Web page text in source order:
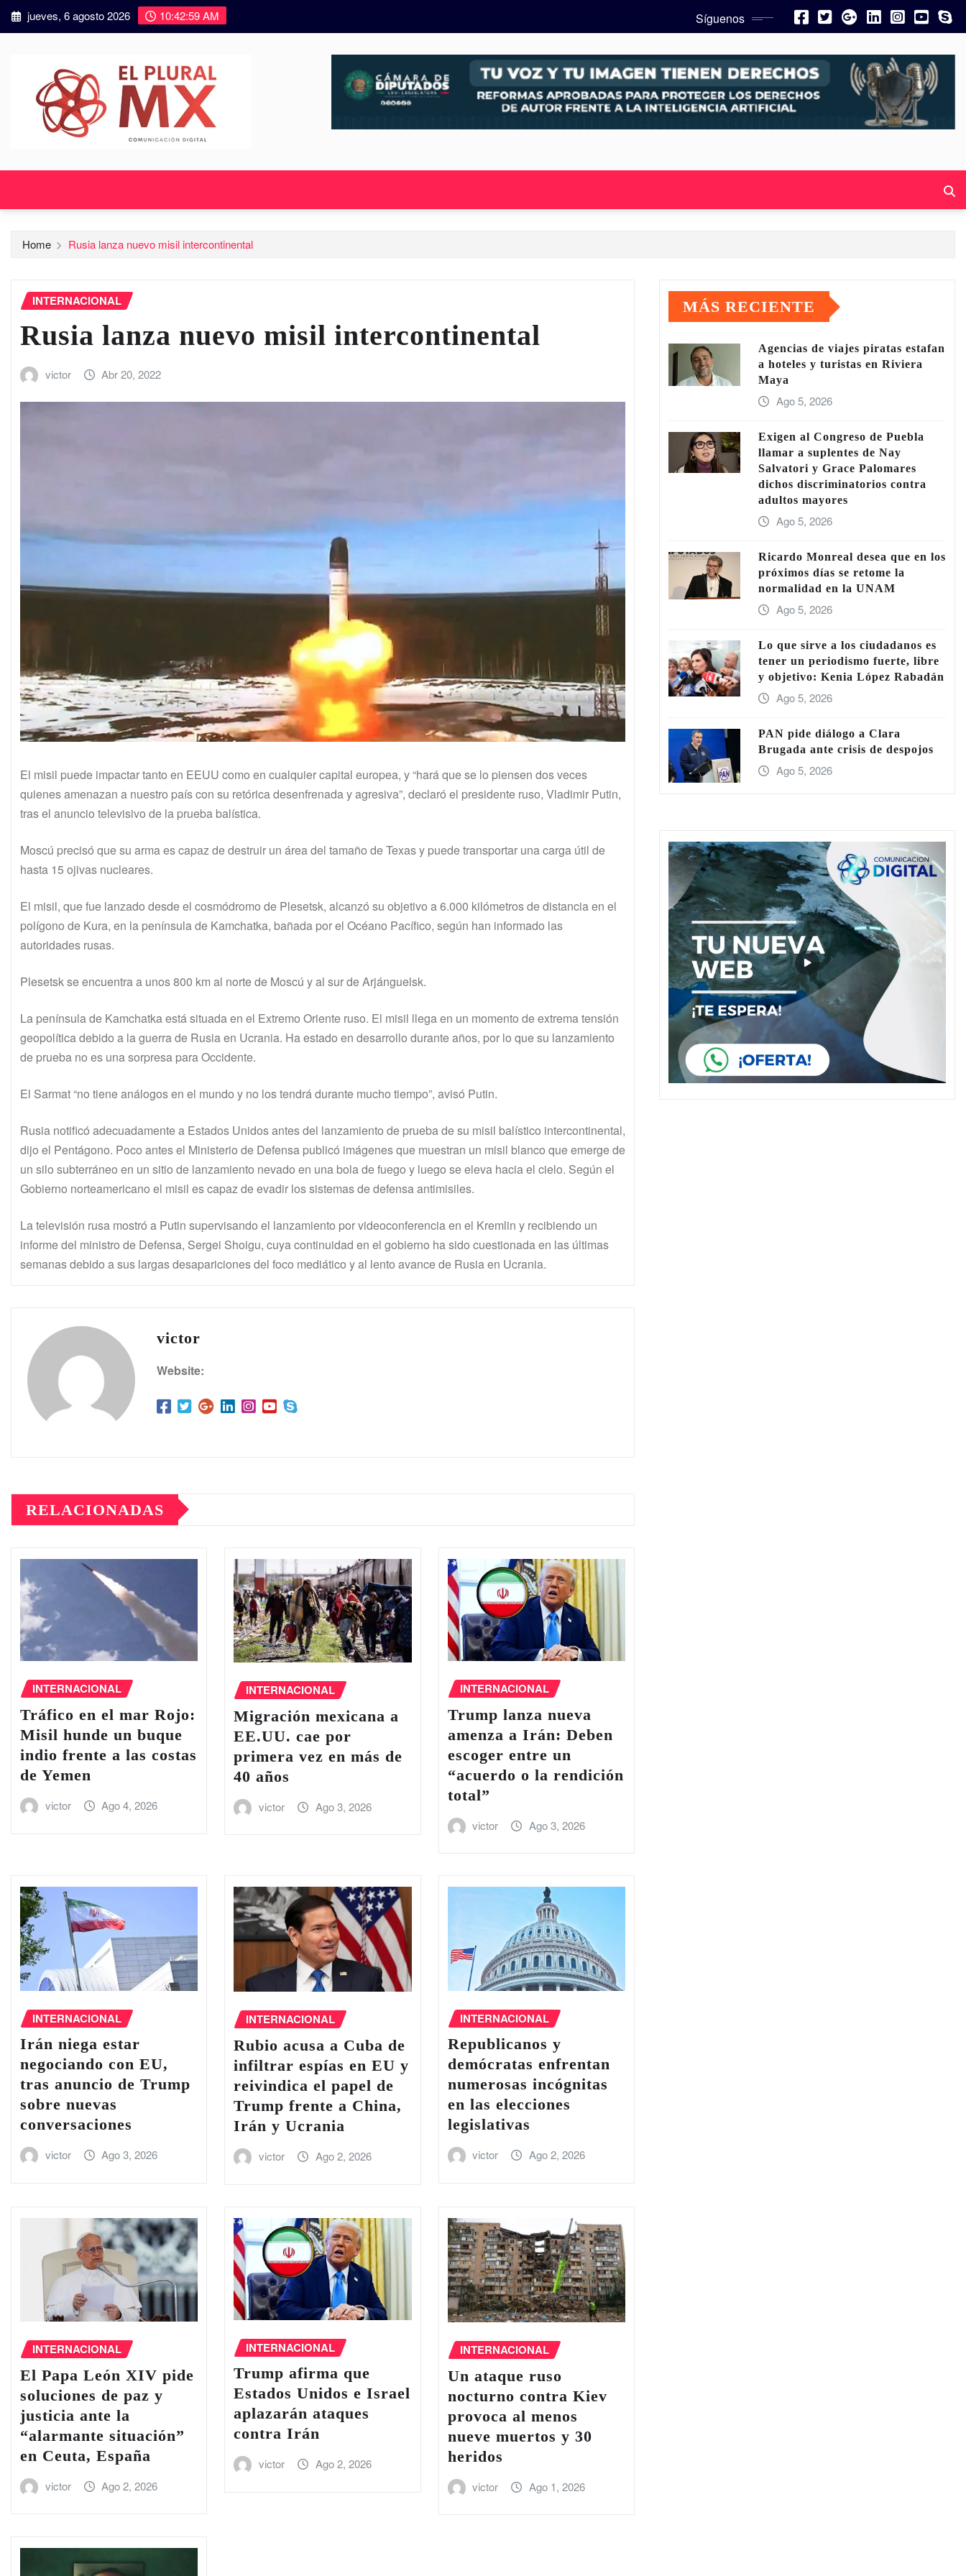
jueves, 6 agosto 2026 10:43:01 AM Síguenos
Home Rusia lanza nuevo misil intercontinental
INTERNACIONAL
Rusia lanza nuevo misil intercontinental
victor Abr 20, 2022
El misil puede impactar tanto en EEUU como en cualquier capital europea, y “hará que se lo piensen dos veces
quienes amenazan a nuestro país con su retórica desenfrenada y agresiva”, declaró el presidente ruso, Vladimir Putin,
tras el anuncio televisivo de la prueba balística.
Moscú precisó que su arma es capaz de destruir un área del tamaño de Texas y puede transportar una carga útil de
hasta 15 ojivas nucleares.
El misil, que fue lanzado desde el cosmódromo de Plesetsk, alcanzó su objetivo a 6.000 kilómetros de distancia en el
polígono de Kura, en la península de Kamchatka, bañada por el Océano Pacífico, según han informado las
autoridades rusas.
Plesetsk se encuentra a unos 800 km al norte de Moscú y al sur de Arjánguelsk.
La península de Kamchatka está situada en el Extremo Oriente ruso. El misil llega en un momento de extrema tensión
geopolítica debido a la guerra de Rusia en Ucrania. Ha estado en desarrollo durante años, por lo que su lanzamiento
de prueba no es una sorpresa para Occidente.
El Sarmat “no tiene análogos en el mundo y no los tendrá durante mucho tiempo”, avisó Putin.
Rusia notificó adecuadamente a Estados Unidos antes del lanzamiento de prueba de su misil balístico intercontinental,
dijo el Pentágono. Poco antes el Ministerio de Defensa publicó imágenes que muestran un misil blanco que emerge de
un silo subterráneo en un sitio de lanzamiento nevado en una bola de fuego y luego se eleva hacia el cielo. Según el
Gobierno norteamericano el misil es capaz de evadir los sistemas de defensa antimisiles.
La televisión rusa mostró a Putin supervisando el lanzamiento por videoconferencia en el Kremlin y recibiendo un
informe del ministro de Defensa, Sergei Shoigu, cuya continuidad en el gobierno ha sido cuestionada en las últimas
semanas debido a sus largas desapariciones del foco mediático y al lento avance de Rusia en Ucrania.
victor
Website:
RELACIONADAS
INTERNACIONAL
Tráfico en el ‌mar Rojo:
Misil hunde un buque
indio frente a las costas
de Yemen
victor Ago 4, 2026
INTERNACIONAL
Migración mexicana a
EE.UU. cae por
primera vez en más de
40 años
victor Ago 3, 2026
INTERNACIONAL
Trump lanza nueva
amenza a Irán: Deben
escoger entre un
“acuerdo o la rendición
total”
victor Ago 3, 2026
INTERNACIONAL
Irán niega estar
negociando con EU,
tras anuncio de Trump
sobre nuevas
conversaciones
victor Ago 3, 2026
INTERNACIONAL
Rubio acusa a Cuba de
infiltrar espías en EU y
reivindica el papel de
Trump frente a China,
Irán y Ucrania
victor Ago 2, 2026
INTERNACIONAL
Republicanos y
demócratas enfrentan
numerosas incógnitas
en las elecciones
legislativas
victor Ago 2, 2026
INTERNACIONAL
El Papa León XIV pide
soluciones de paz y
justicia ante la
“alarmante situación”
en Ceuta, España
victor Ago 2, 2026
INTERNACIONAL
Trump afirma que
Estados Unidos e Israel
aplazarán ataques
contra Irán
victor Ago 2, 2026
INTERNACIONAL
Un ataque ruso
nocturno contra Kiev
provoca al menos
nueve muertos y 30
heridos
victor Ago 1, 2026
MÁS RECIENTE
Agencias de viajes piratas estafan
a hoteles y turistas en Riviera
Maya
Ago 5, 2026
Exigen al Congreso de Puebla
llamar a suplentes de Nay
Salvatori y Grace Palomares
dichos discriminatorios contra
adultos mayores
Ago 5, 2026
Ricardo Monreal desea que en los
próximos días se retome la
normalidad en la UNAM
Ago 5, 2026
Lo que sirve a los ciudadanos es
tener un periodismo fuerte, libre
y objetivo: Kenia López Rabadán
Ago 5, 2026
PAN pide diálogo a Clara
Brugada ante crisis de despojos
Ago 5, 2026